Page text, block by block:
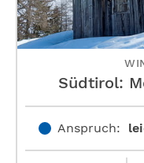
Südtirol:
Anspruch: